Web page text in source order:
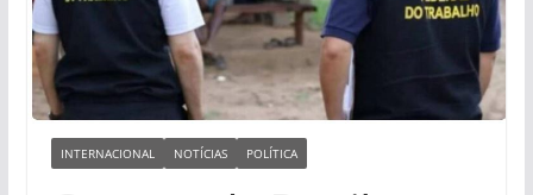
INTERNACIONAL NOTÍCIAS POLÍTICA